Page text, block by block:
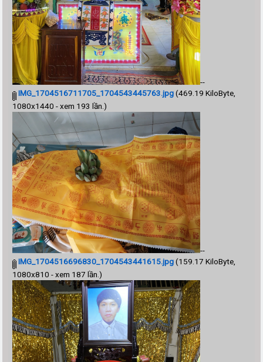
--
IMG_1704516711705_1704543445763.jpg(469.19 KiloByte,
1080x1440 - xem 193 lần.)
--
IMG_1704516696830_1704543441615.jpg(159.17 KiloByte,
1080x810 - xem 187 lần.)